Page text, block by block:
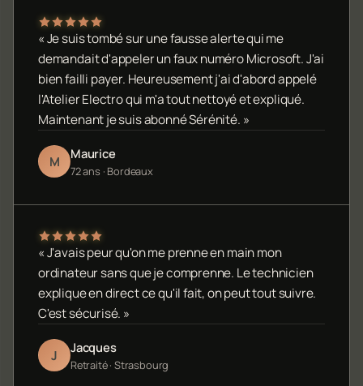
« Je suis tombé sur une fausse alerte qui me
demandait d'appeler un faux numéro Microsoft. J'ai
bien failli payer. Heureusement j'ai d'abord appelé
l'Atelier Electro qui m'a tout nettoyé et expliqué.
Maintenant je suis abonné Sérénité. »
M Maurice
72 ans · Bordeaux
« J'avais peur qu'on me prenne en main mon
ordinateur sans que je comprenne. Le technicien
explique en direct ce qu'il fait, on peut tout suivre.
C'est sécurisé. »
J Jacques
Retraité · Strasbourg